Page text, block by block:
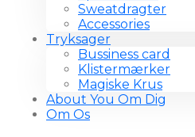
Sweatdragter
Accessories
Tryksager
Bussiness card
Klistermærker
Magiske Krus
About You Om Dig
Om Os